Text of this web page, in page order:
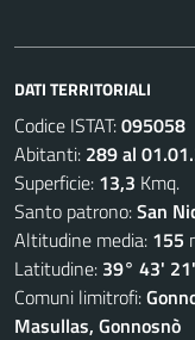
DATI TERRITORIALI
Codice ISTAT:095058
Abitanti: 289 al
Superficie: 13,3 Kmq.
Santo patrono:San
Altitudine media: 155
Latitudine: 39° 43'
Comuni limitrofi:
Masullas, Gonnosnò